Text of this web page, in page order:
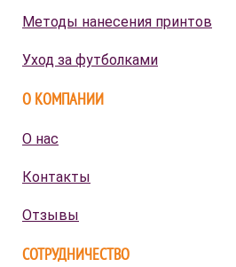
Методы нанесения принтов
Уход за футболками
О КОМПАНИИ
О нас
Контакты
Отзывы
СОТРУДНИЧЕСТВО